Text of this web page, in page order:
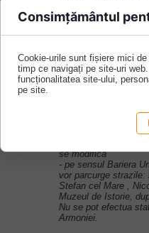
Traseul 7: Dorobantul
-pe sensul
cu Armasi, stanga
Mare, Nicolae
Istorie, dupa care
Traseul 22/22b:
se modifica
- pe sensul Bariera
vor parcurge strazile:
Stefan cel Mare ,
Muzeul de Istorie,
Nu se pot efectua
Armoniei.
Consimțământul
Cookie-urile sunt fișiere mici
timp ce navigați pe site-uri
funcționalitatea site-ului,
pe site.